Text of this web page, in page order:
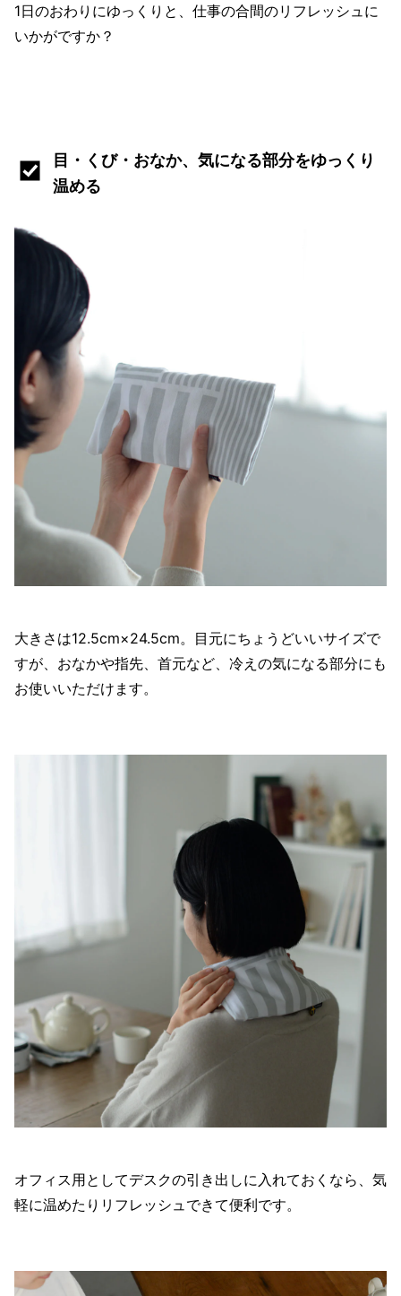
1日のおわりにゆっくりと、仕事の合間のリフレッシュに
いかがですか？
目・くび・おなか、気になる部分をゆっくり
温める
大きさは12.5cm×24.5cm。目元にちょうどいいサイズで
すが、おなかや指先、首元など、冷えの気になる部分にも
お使いいただけます。
オフィス用としてデスクの引き出しに入れておくなら、気
軽に温めたりリフレッシュできて便利です。